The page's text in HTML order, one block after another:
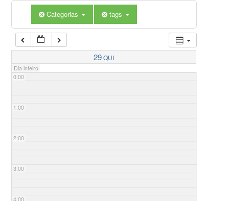
Categorias tags
29QUI
Dia inteiro
0:00
1:00
2:00
3:00
4:00